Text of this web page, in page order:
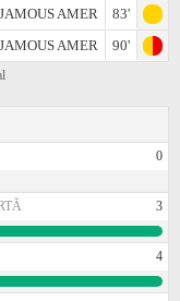
JAMOUS AMER
83'
JAMOUS AMER
90'
0
3
4